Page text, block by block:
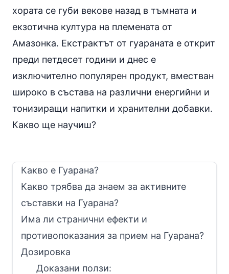
хората се губи векове назад в тъмната и
екзотична култура на племената от
Амазонка. Екстрактът от гуараната е открит
преди петдесет години и днес е
изключително популярен продукт, вместван
широко в състава на различни енергийни и
тонизиращи напитки и хранителни добавки.
Какво ще научиш?
Какво е Гуарана?
Какво трябва да знаем за активните
съставки на Гуарана?
Има ли странични ефекти и
противопоказания за прием на Гуарана?
Дозировка
Доказани ползи: